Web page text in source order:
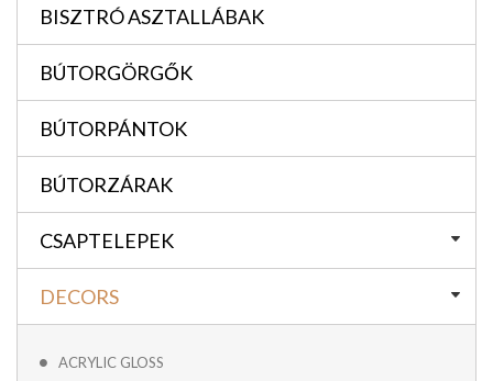
BISZTRÓ ASZTALLÁBAK
BÚTORGÖRGŐK
BÚTORPÁNTOK
BÚTORZÁRAK
CSAPTELEPEK
DECORS
ACRYLIC GLOSS